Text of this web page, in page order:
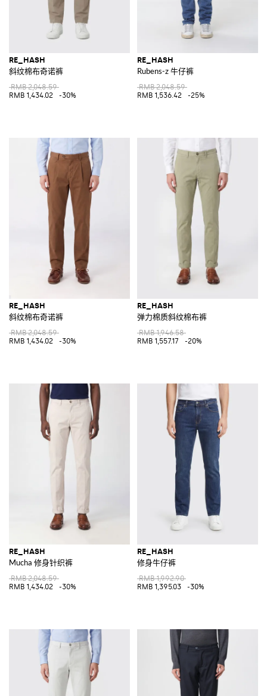
RE_HASH
斜纹棉布奇诺裤
RMB 2,048.59
RMB 1,434.02
-30%
RE_HASH
Rubens-z 牛仔裤
RMB 2,048.59
RMB 1,536.42
-25%
RE_HASH
斜纹棉布奇诺裤
RMB 2,048.59
RMB 1,434.02
-30%
RE_HASH
弹力棉质斜纹棉布裤
RMB 1,946.58
RMB 1,557.17
-20%
RE_HASH
Mucha 修身针织裤
RMB 2,048.59
RMB 1,434.02
-30%
RE_HASH
修身牛仔裤
RMB 1,992.90
RMB 1,395.03
-30%